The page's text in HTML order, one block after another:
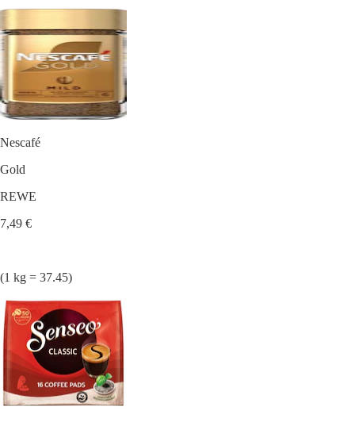
Nescafé
Gold
REWE
7,49 €
(1 kg = 37.45)